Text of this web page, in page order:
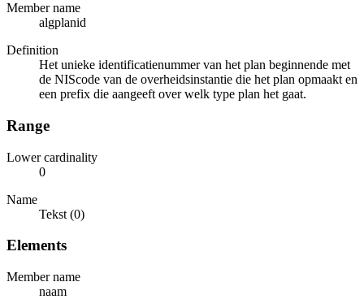
Member name
algplanid
Definition
Het unieke identificatienummer van het plan beginnende met
de NIScode van de overheidsinstantie die het plan opmaakt en
een prefix die aangeeft over welk type plan het gaat.
Range
Lower cardinality
0
Name
Tekst (0)
Elements
Member name
naam